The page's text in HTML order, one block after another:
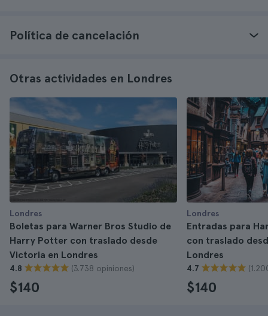
Política de cancelación
Otras actividades en Londres
Londres
Boletas para Warner Bros Studio de
Harry Potter con traslado desde
Victoria en Londres
4.8 (3.738 opiniones)
$140
Londres
Entradas para
con traslado
Londres
4.7
$140